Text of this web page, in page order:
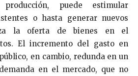
puede estimular
o hasta generar nuevos
la oferta de bienes en el
El incremento del gasto en
en cambio, redunda en un
en el mercado, que no